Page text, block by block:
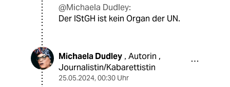
@Michaela Dudley:
Der IStGH ist kein Organ der UN.
Michaela Dudley , Autorin ,
Journalistin/Kabarettistin
25.05.2024, 00:30 Uhr